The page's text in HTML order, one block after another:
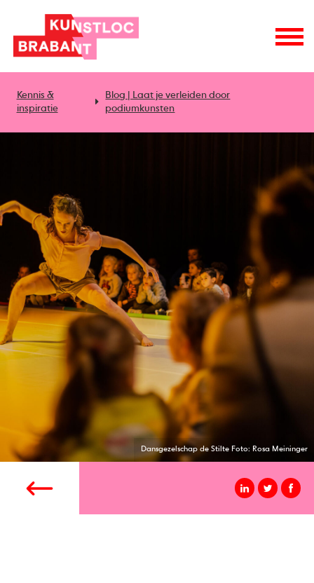
Kennis &
inspiratie
Blog | Laat je verleiden door
podiumkunsten
Dansgezelschap de Stilte Foto: Rosa Meininger